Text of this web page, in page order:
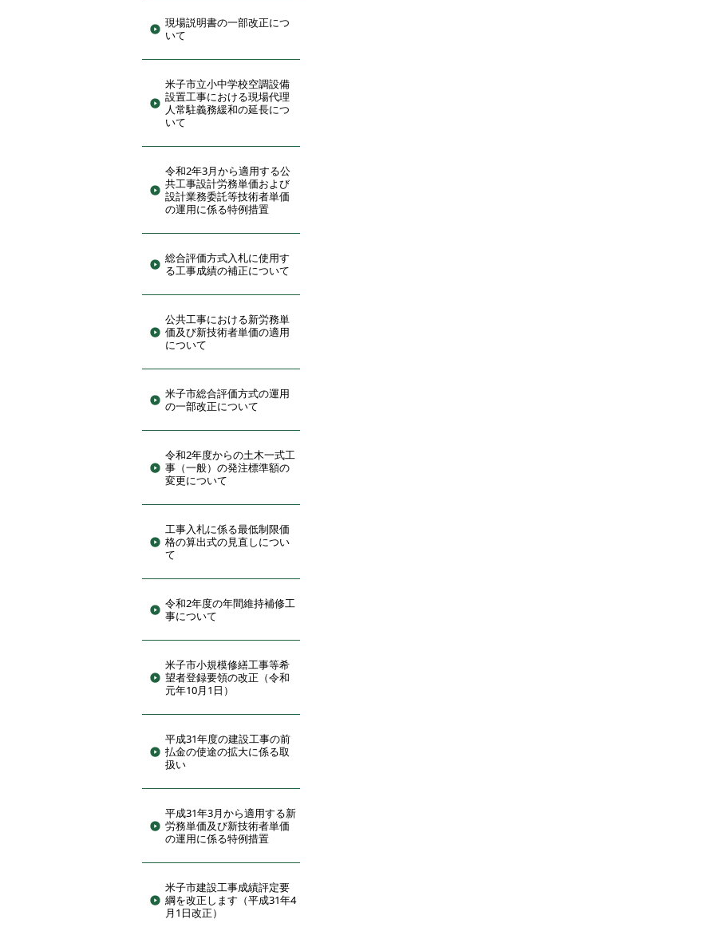
現場説明書の一部改正につ
いて
米子市立小中学校空調設備
設置工事における現場代理
人常駐義務緩和の延長につ
いて
令和2年3月から適用する公
共工事設計労務単価および
設計業務委託等技術者単価
の運用に係る特例措置
総合評価方式入札に使用す
る工事成績の補正について
公共工事における新労務単
価及び新技術者単価の適用
について
米子市総合評価方式の運用
の一部改正について
令和2年度からの土木一式工
事（一般）の発注標準額の
変更について
工事入札に係る最低制限価
格の算出式の見直しについ
て
令和2年度の年間維持補修工
事について
米子市小規模修繕工事等希
望者登録要領の改正（令和
元年10月1日）
平成31年度の建設工事の前
払金の使途の拡大に係る取
扱い
平成31年3月から適用する新
労務単価及び新技術者単価
の運用に係る特例措置
米子市建設工事成績評定要
綱を改正します（平成31年4
月1日改正）